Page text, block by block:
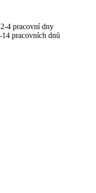
4 pracovní dny
14 pracovních dnů